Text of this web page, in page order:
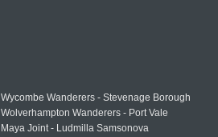
Wycombe Wanderers - Stevenage Borough
Wolverhampton Wanderers - Port Vale
Maya Joint - Ludmilla Samsonova